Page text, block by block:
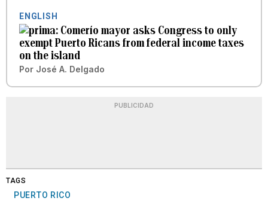
ENGLISH
Comerío mayor asks Congress to only
exempt Puerto Ricans from federal income taxes
on the island
Por José A. Delgado
PUBLICIDAD
TAGS
PUERTO RICO